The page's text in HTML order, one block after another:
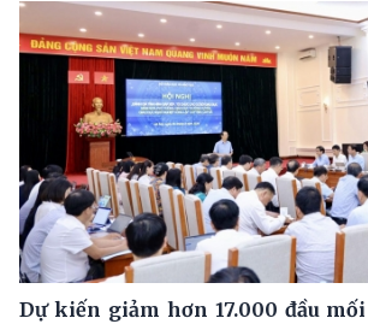
Dự kiến giảm hơn 17.000 đầu